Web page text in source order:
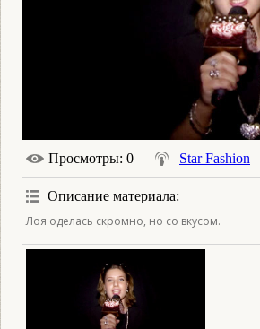
Просмотры: 0 Star Fashion
Описание материала:
Лоя оделась скромно, но со вкусом.